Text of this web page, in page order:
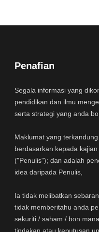
Penafian
Segala informasi yang
pendidikan dan ilmu
serta strategi yang anda
Maklumat yang
berdasarkan kepada
("Penulis"); dan adalah
idea daripada Penulis,
Ia tidak melibatkan
tidak memberitahu anda
sekuriti / saham / bon